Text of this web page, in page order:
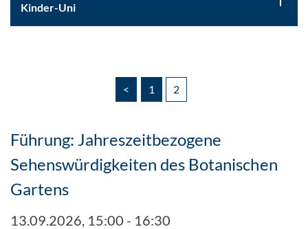
Kinder-Uni
< 1 2
Führung: Jahreszeitbezogene
Sehenswürdigkeiten des Botanischen
Gartens
13.09.2026, 15:00 - 16:30